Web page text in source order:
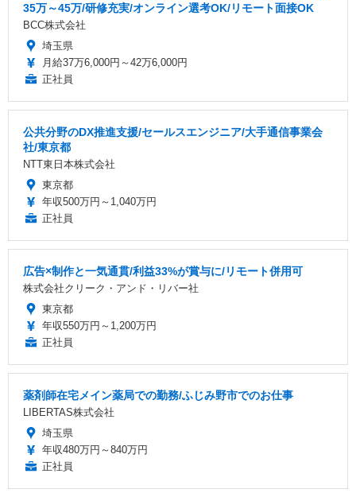
35万～45万/研修充実/オンライン選考OK/リモート面接OK
BCC株式会社
埼玉県
月給37万6,000円～42万6,000円
正社員
公共分野のDX推進支援/セールスエンジニア/大手通信事業会
社/東京都
NTT東日本株式会社
東京都
年収500万円～1,040万円
正社員
広告×制作と一気通貫/利益33%が賞与に/リモート併用可
株式会社クリーク・アンド・リバー社
東京都
年収550万円～1,200万円
正社員
薬剤師在宅メイン薬局での勤務/ふじみ野市でのお仕事
LIBERTAS株式会社
埼玉県
年収480万円～840万円
正社員